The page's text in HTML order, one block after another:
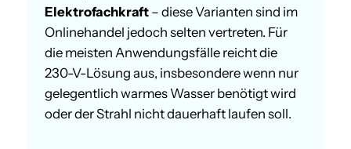
Elektrofachkraft – diese Varianten sind im
Onlinehandel jedoch selten vertreten. Für
die meisten Anwendungsfälle reicht die
230-V-Lösung aus, insbesondere wenn nur
gelegentlich warmes Wasser benötigt wird
oder der Strahl nicht dauerhaft laufen soll.